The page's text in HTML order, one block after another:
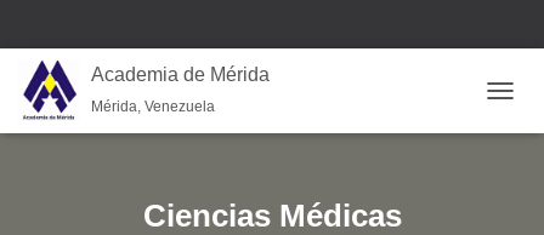
Academia de Mérida
Mérida, Venezuela
Ciencias Médicas